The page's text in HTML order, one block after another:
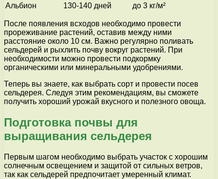
Альбион
130-140 дней до 3 кг/м²
После появления всходов необходимо провести
прореживание растений, оставив между ними
расстояние около 10 см. Важно регулярно поливать
сельдерей и рыхлить почву вокруг растений. При
необходимости можно провести подкормку
органическими или минеральными удобрениями.
Теперь вы знаете, как выбрать сорт и провести посев
сельдерея. Следуя этим рекомендациям, вы сможете
получить хороший урожай вкусного и полезного овоща.
Подготовка почвы для
выращивания сельдерея
Первым шагом необходимо выбрать участок с хорошим
солнечным освещением и защитой от сильных ветров,
так как сельдерей предпочитает умеренный климат.